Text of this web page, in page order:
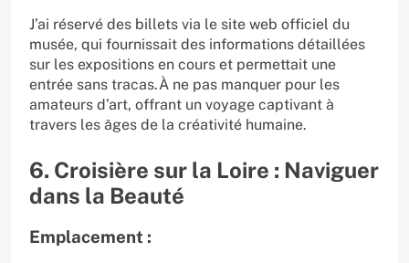
J’ai réservé des billets via le site web officiel du
musée, qui fournissait des informations détaillées
sur les expositions en cours et permettait une
entrée sans tracas.À ne pas manquer pour les
amateurs d’art, offrant un voyage captivant à
travers les âges de la créativité humaine.
6. Croisière sur la Loire : Naviguer
dans la Beauté
Emplacement :